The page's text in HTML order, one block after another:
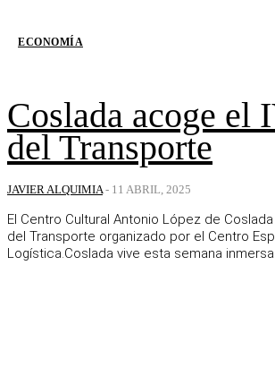
ECONOMÍA
Coslada acoge el
del Transporte
JAVIER ALQUIMIA - 11 ABRIL, 2025
El Centro Cultural Antonio López de
del Transporte organizado por el Centro
Logística.Coslada vive esta semana